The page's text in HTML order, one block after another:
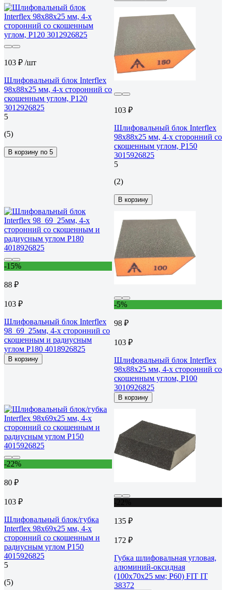
103 ₽ /шт
Шлифовальный блок Interflex
98х88х25 мм, 4-х сторонний со
скошенным углом, Р120
3012926825
5
(5)
В корзину по 5
103 ₽
Шлифовальный блок Interflex
98х88х25 мм, 4-х сторонний со
скошенным углом, Р150
3015926825
5
(2)
В корзину
-15%
88 ₽
103 ₽
Шлифовальный блок Interflex
98_69_25мм, 4-х сторонний со
скошенным и радиусным
углом Р180 4018926825
В корзину
-5%
98 ₽
103 ₽
Шлифовальный блок Interflex
98х88х25 мм, 4-х сторонний со
скошенным углом, Р100
3010926825
В корзину
-22%
80 ₽
103 ₽
Шлифовальный блок/губка
Interflex 98х69х25 мм, 4-х
сторонний со скошенным и
радиусным углом Р150
4015926825
5
(5)
135 ₽
172 ₽
Губка шлифовальная угловая,
алюминий-оксидная
(100х70х25 мм; Р60) FIT IT
38372